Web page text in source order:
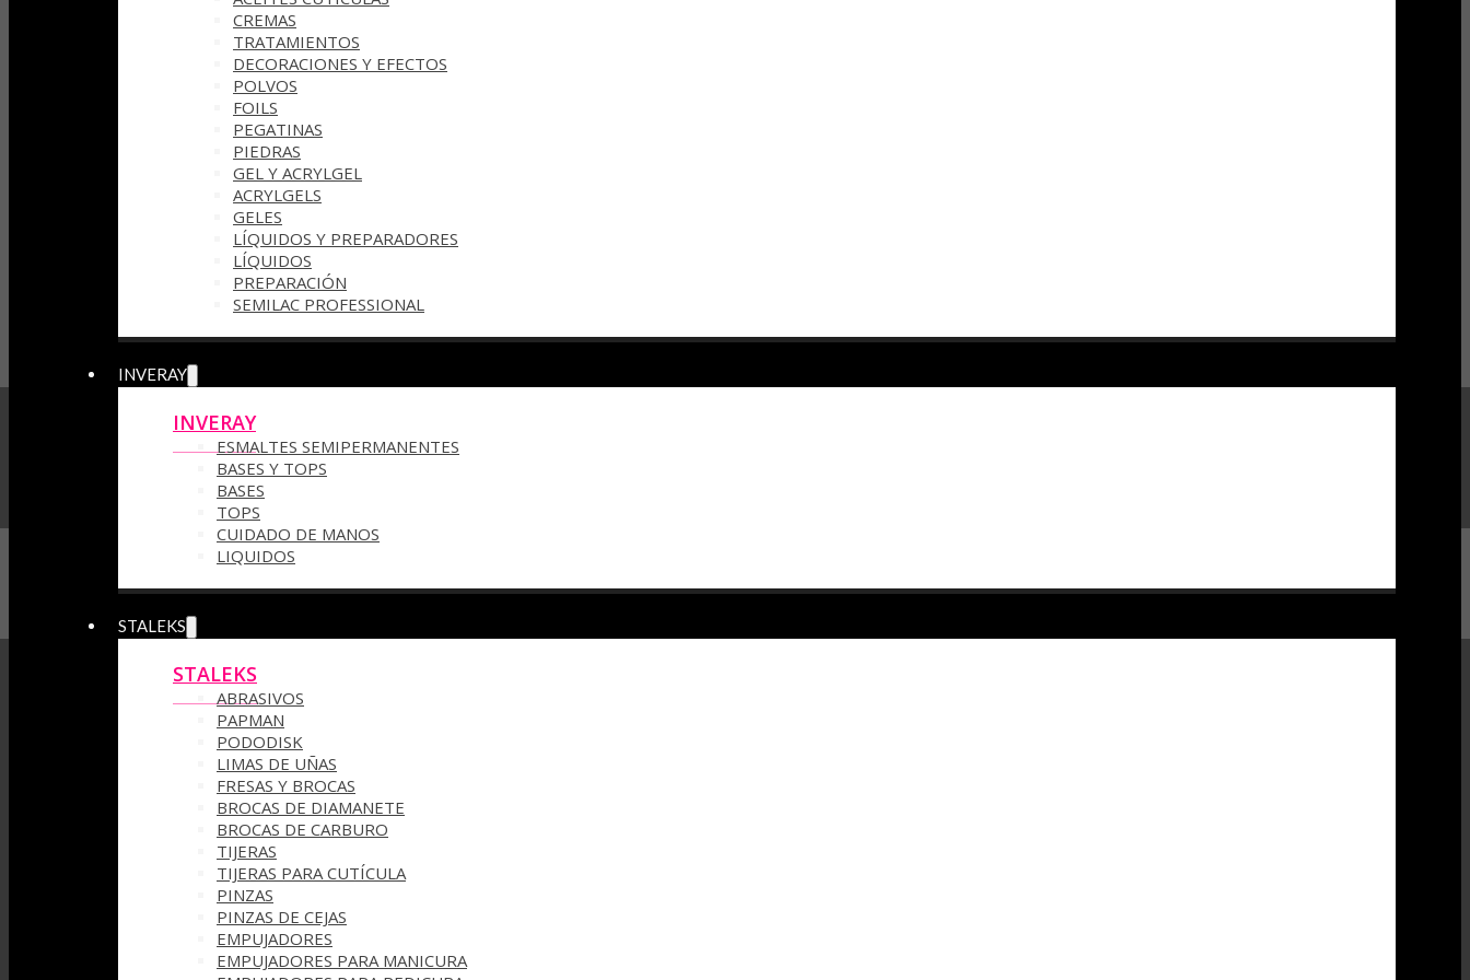
CREMAS
TRATAMIENTOS
DECORACIONES Y EFECTOS
POLVOS
FOILS
PEGATINAS
PIEDRAS
GEL Y ACRYLGEL
ACRYLGELS
GELES
LÍQUIDOS Y PREPARADORES
LÍQUIDOS
PREPARACIÓN
SEMILAC PROFESSIONAL
INVERAY
INVERAY
ESMALTES SEMIPERMANENTES
BASES Y TOPS
BASES
TOPS
CUIDADO DE MANOS
LIQUIDOS
STALEKS
STALEKS
ABRASIVOS
PAPMAN
PODODISK
LIMAS DE UÑAS
FRESAS Y BROCAS
BROCAS DE DIAMANETE
BROCAS DE CARBURO
TIJERAS
TIJERAS PARA CUTÍCULA
PINZAS
PINZAS DE CEJAS
EMPUJADORES
EMPUJADORES PARA MANICURA